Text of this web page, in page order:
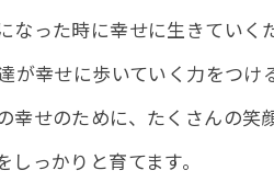
なった時に幸せに生きていく
が幸せに歩いていく力をつけ
幸せのために、たくさんの笑
っかりと育てます。